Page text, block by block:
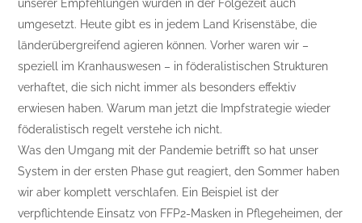
unserer Empfehlungen wurden in der Folgezeit auch
umgesetzt. Heute gibt es in jedem Land Krisenstäbe, die
länderübergreifend agieren können. Vorher waren wir –
speziell im Kranhauswesen – in föderalistischen Strukturen
verhaftet, die sich nicht immer als besonders effektiv
erwiesen haben. Warum man jetzt die Impfstrategie wieder
föderalistisch regelt verstehe ich nicht.
Was den Umgang mit der Pandemie betrifft so hat unser
System in der ersten Phase gut reagiert, den Sommer haben
wir aber komplett verschlafen. Ein Beispiel ist der
verpflichtende Einsatz von FFP2-Masken in Pflegeheimen, der